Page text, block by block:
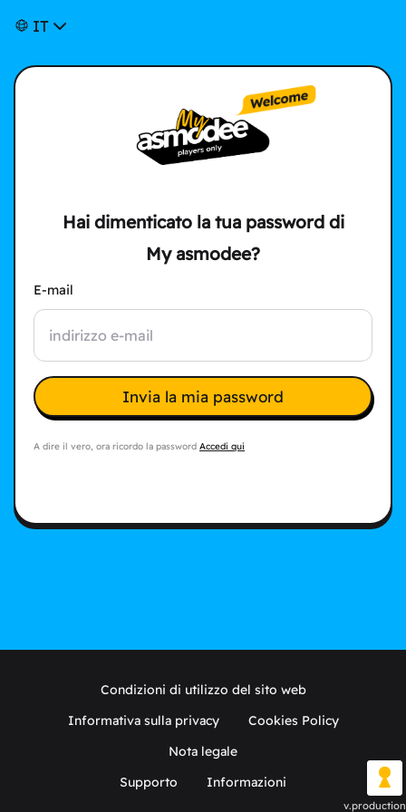
IT
Hai dimenticato la tua password di
My asmodee?
E-mail
Invia la mia password
A dire il vero, ora ricordo la password Accedi qui
Condizioni di utilizzo del sito web
Informativa sulla privacy
Cookies Policy
Nota legale
Supporto
Informazioni
v.production